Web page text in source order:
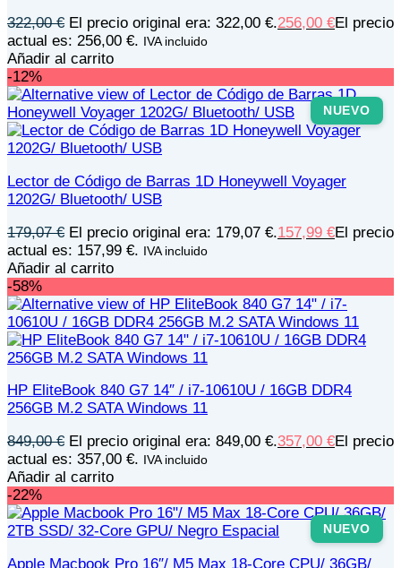
322,00€ El precio original era: 322,00 €.256,00 €El precio
actual es: 256,00 €. IVA incluido
Añadir al carrito
-12%
NUEVO
Lector de Código de Barras 1D Honeywell Voyager
1202G/ Bluetooth/ USB
179,07€ El precio original era: 179,07 €.157,99 €El precio
actual es: 157,99 €. IVA incluido
Añadir al carrito
-58%
HP EliteBook 840 G7 14″ / i7-10610U / 16GB DDR4
256GB M.2 SATA Windows 11
849,00€ El precio original era: 849,00 €.357,00 €El precio
actual es: 357,00 €. IVA incluido
Añadir al carrito
-22%
NUEVO
Apple Macbook Pro 16″/ M5 Max 18-Core CPU/ 36GB/